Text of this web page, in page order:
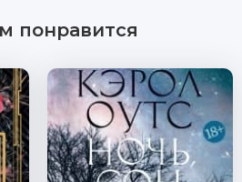
понравится